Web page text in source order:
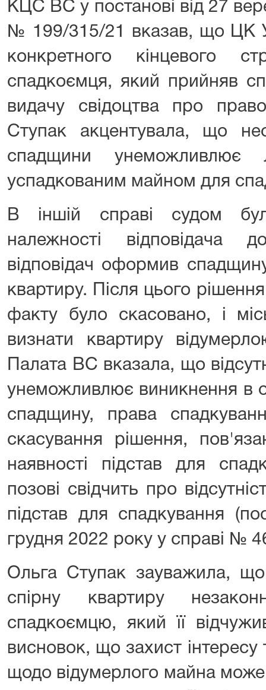
КЦС ВС у постанові від 27
№ 199/315/21 вказав, що ЦК
конкретного кінцевого
спадкоємця, який прийняв
видачу свідоцтва про
Ступак акцентувала, що
спадщини унеможливлює
успадкованим майном для
В іншій справі судом
належності відповідача
відповідач оформив
квартиру. Після цього
факту було скасовано, і
визнати квартиру
Палата ВС вказала, що
унеможливлює виникнення в
спадщину, права
скасування рішення,
наявності підстав для
позові свідчить про
підстав для спадкування
грудня 2022 року у справі №
Ольга Ступак зауважила, що
спірну квартиру
спадкоємцю, який її
висновок, що захист інтересу
щодо відумерлого майна